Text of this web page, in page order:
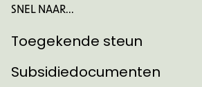
SNEL NAAR...
Toegekende steun
Subsidiedocumenten